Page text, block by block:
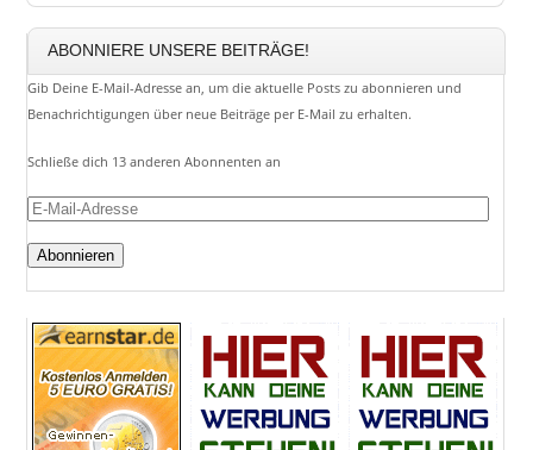
ABONNIERE UNSERE BEITRÄGE!
Gib Deine E-Mail-Adresse an, um die aktuelle Posts zu abonnieren und
Benachrichtigungen über neue Beiträge per E-Mail zu erhalten.
Schließe dich 13 anderen Abonnenten an
E-
Adresse